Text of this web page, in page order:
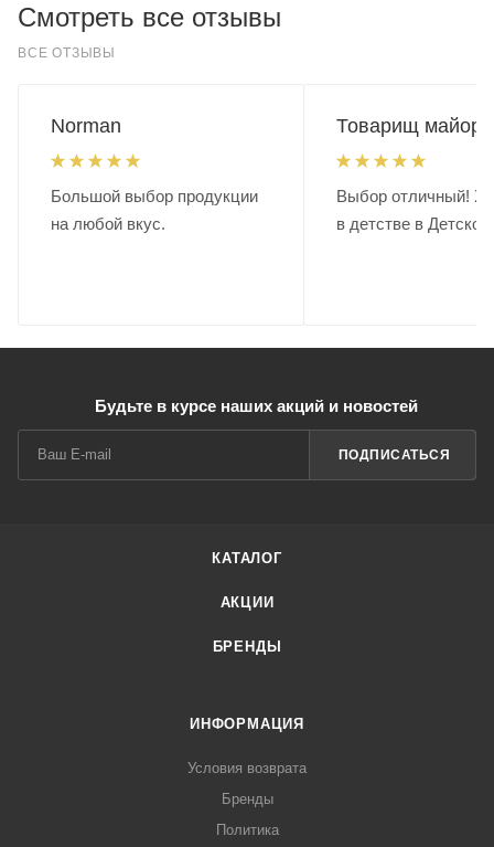
Смотреть все отзывы
ВСЕ ОТЗЫВЫ
Norman
Большой выбор продукции
на любой вкус.
Товарищ майор.
Выбор отличный!
в детстве в
Будьте в курсе наших акций и новостей
ПОДПИСАТЬСЯ
КАТАЛОГ
АКЦИИ
БРЕНДЫ
ИНФОРМАЦИЯ
Условия возврата
Бренды
Политика